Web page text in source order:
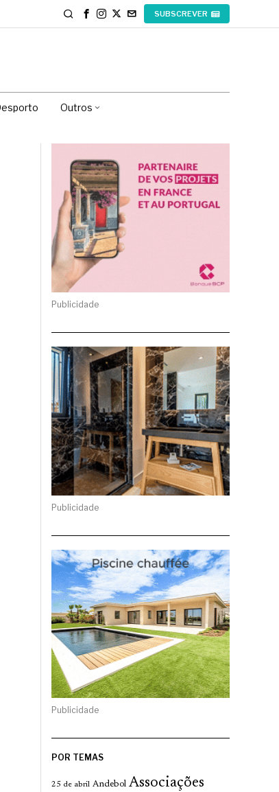
SUBSCREVER
Outros
Publicidade
Publicidade
Publicidade
POR TEMAS
25 de abril Andebol Associações